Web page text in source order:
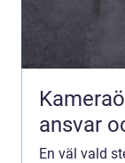
ansvar
En väl vald